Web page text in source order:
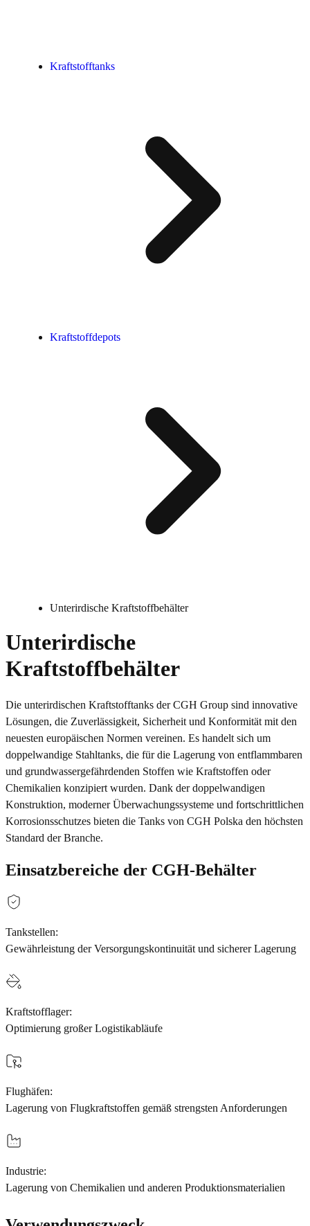
Kraftstofftanks
Kraftstoffdepots
Unterirdische Kraftstoffbehälter
Unterirdische
Kraftstoffbehälter
Die unterirdischen Kraftstofftanks der CGH Group sind innovative
Lösungen, die Zuverlässigkeit, Sicherheit und Konformität mit den
neuesten europäischen Normen vereinen. Es handelt sich um
doppelwandige Stahltanks, die für die Lagerung von entflammbaren
und grundwassergefährdenden Stoffen wie Kraftstoffen oder
Chemikalien konzipiert wurden. Dank der doppelwandigen
Konstruktion, moderner Überwachungssysteme und fortschrittlichen
Korrosionsschutzes bieten die Tanks von CGH Polska den höchsten
Standard der Branche.
Einsatzbereiche der CGH-Behälter
Tankstellen:
Gewährleistung der Versorgungskontinuität und sicherer Lagerung
Kraftstofflager:
Optimierung großer Logistikabläufe
Flughäfen:
Lagerung von Flugkraftstoffen gemäß strengsten Anforderungen
Industrie:
Lagerung von Chemikalien und anderen Produktionsmaterialien